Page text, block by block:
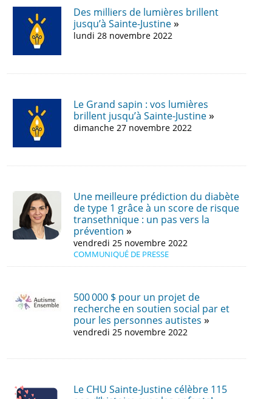
Des milliers de lumières brillent
jusqu’à Sainte-Justine
lundi 28 novembre 2022
Le Grand sapin : vos lumières
brillent jusqu’à Sainte-Justine
dimanche 27 novembre 2022
Une meilleure prédiction du diabète
de type 1 grâce à un score de risque
transethnique : un pas vers la
prévention
vendredi 25 novembre 2022
COMMUNIQUÉ DE PRESSE
500 000 $ pour un projet de
recherche en soutien social par et
pour les personnes autistes
vendredi 25 novembre 2022
Le CHU Sainte-Justine célèbre 115